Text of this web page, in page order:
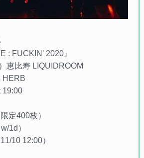
: FUCKIN’ 2020』
恵比寿 LIQUIDROOM
HERB
19:00
定400枚）
1d）
10 12:00）